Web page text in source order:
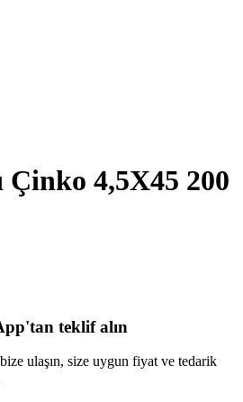
Çinko 4,5X45 200
teklif alın
ulaşın, size uygun fiyat ve tedarik